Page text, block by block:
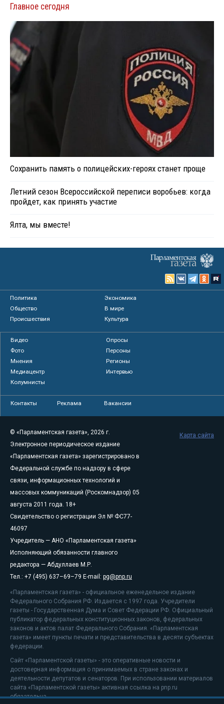
Главное сегодня
Сохранить память о полицейских-героях станет проще
Летний сезон Всероссийской переписи воробьев: когда
пройдет, как принять участие
Ялта, мы вместе!
Политика
Экономика
Общество
В мире
Происшествия
Культура
Видео
Опросы
Фото
Персоны
Мнения
Регионы
Медиацентр
Интервью
Колумнисты
Контакты Реклама Вакансии
© «Парламентская газета», 2026 г.
Электронное периодическое издание
«Парламентская газета» зарегистрировано в
Федеральной службе по надзору в сфере
связи, информационных технологий и
массовых коммуникаций (Роскомнадзор) 05
августа 2011 года. 18+
Свидетельство о регистрации Эл № ФС77-
46097
Учредитель — АНО «Парламентская газета»
Исполняющий обязанности главного
редактора — Абдуллаев М.Р.
Тел.: +7 (495) 637–69–79 E-mail: pg@pnp.ru
«Парламентская газета» - официальное еженедельное издание
Федерального Собрания РФ. Издается с 1997 года. Учредители
газеты - Государственная Дума и Совет Федерации РФ. Официальный
публикатор федеральных конституционных законов, федеральных
законов и актов палат Федерального Собрания. «Парламентская
газета» имеет пункты печати и представительства в десяти субъектах
федерации.
Сайт «Парламентской газеты» - это оперативные новости и
достоверная информация о принимаемых в стране законах и
деятельности депутатов и сенаторов. При использовании материалов
сайта «Парламентской газеты» активная ссылка на pnp.ru
обязательна.
Карта сайта